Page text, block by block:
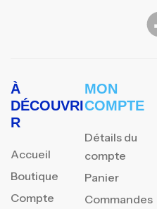
À
DÉCOUVRI
R
Accueil
Boutique
Compte
MON
COMPTE
Détails du
compte
Panier
Commandes